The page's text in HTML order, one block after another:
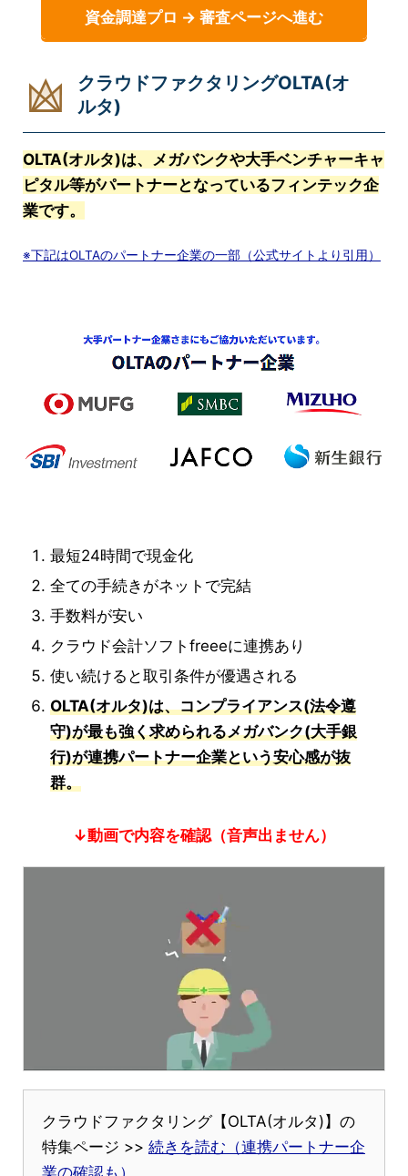
資金調達プロ → 審査ページへ進む
クラウドファクタリングOLTA(オ
ルタ)
OLTA(オルタ)は、メガバンクや大手ベンチャーキャ
ピタル等がパートナーとなっているフィンテック企
業です。
※下記はOLTAのパートナー企業の一部（公式サイトより引用）
最短24時間で現金化
全ての手続きがネットで完結
手数料が安い
クラウド会計ソフトfreeeに連携あり
使い続けると取引条件が優遇される
OLTA(オルタ)は、コンプライアンス(法令遵
守)が最も強く求められるメガバンク(大手銀
行)が連携パートナー企業という安心感が抜
群。
↓動画で内容を確認（音声出ません）
クラウドファクタリング【OLTA(オルタ)】の
特集ページ >> 続きを読む（連携パートナー企
業の確認も）